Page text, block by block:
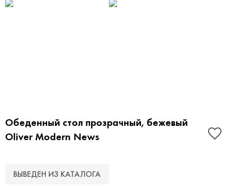
Обеденный стол прозрачный, бежевый
Oliver Modern News
ВЫВЕДЕН ИЗ КАТАЛОГА